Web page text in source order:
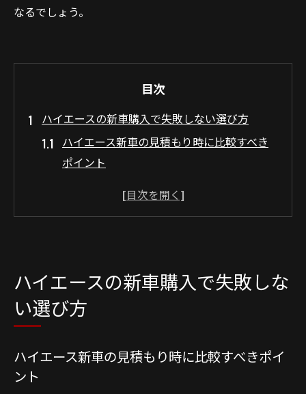
なるでしょう。
目次
ハイエースの新車購入で失敗しない選び方
ハイエース新車の見積もり時に比較すべき
ポイント
ハイエース新車購入で後悔しない判断基準
ハイエース新車の4WDやディーゼルを選ぶ際
の視点
ハイエース新車の乗り出し価格で気を付け
用途別で考えるハイエース新車の選択肢
ハイエースの新車購入で失敗しな
い選び方
ハイエース新車の見積もり時に比較すべきポイ
ント